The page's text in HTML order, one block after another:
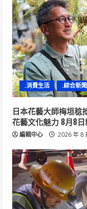
.消費生活 .綜合新聞
日本花藝大師梅垣
花藝文化魅力 8月8
編輯中心 2026 年 8